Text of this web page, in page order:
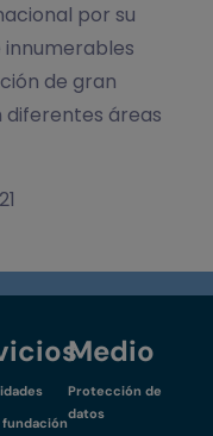
por su
de gran
diferentes áreas
Medio
Protección de
datos